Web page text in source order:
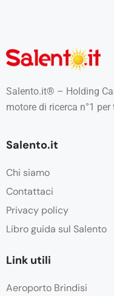
Salento.it® – Holding
motore di ricerca n°1
Salento.it
Chi siamo
Contattaci
Privacy policy
Libro guida sul Salento
Link utili
Aeroporto Brindisi